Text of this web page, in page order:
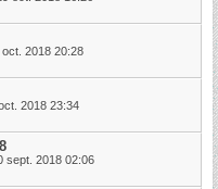
2018 20:28
2018 23:34
sept. 2018 02:06